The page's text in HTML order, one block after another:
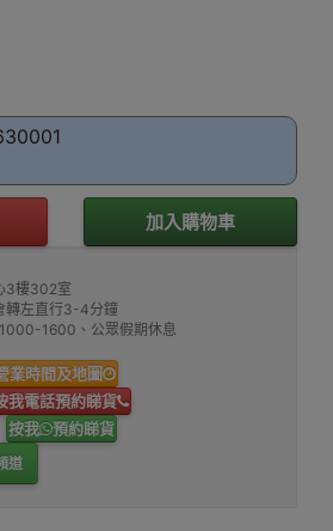
加入購物車
3樓302室
轉左直行3-4分鐘
1600、公眾假期休息
業時間及地圖
我電話預約睇貨
按我 預約睇貨
道